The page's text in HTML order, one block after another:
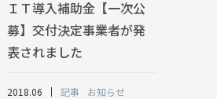
ＩＴ導入補助金【一次公
募】交付決定事業者が発
表されました
2018.06 記事 お知らせ